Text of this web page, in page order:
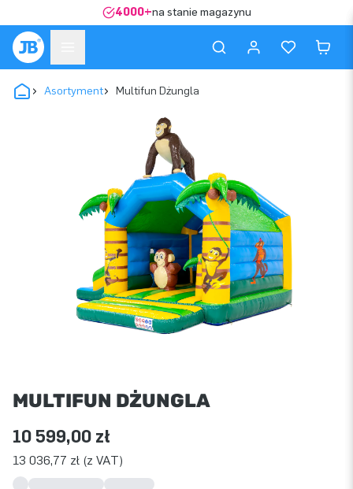
4000+na stanie magazynu
Asortyment Multifun Dżungla
MULTIFUN DŻUNGLA
10 599,00 zł
13 036,77 zł (z VAT)